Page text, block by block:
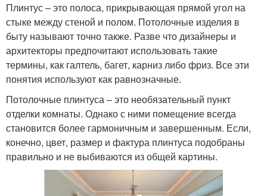
Плинтус – это полоса, прикрывающая прямой угол на
стыке между стеной и полом. Потолочные изделия в
быту называют точно также. Разве что дизайнеры и
архитекторы предпочитают использовать такие
термины, как галтель, багет, карниз либо фриз. Все эти
понятия используют как равнозначные.
Потолочные плинтуса – это необязательный пункт
отделки комнаты. Однако с ними помещение всегда
становится более гармоничным и завершенным. Если,
конечно, цвет, размер и фактура плинтуса подобраны
правильно и не выбиваются из общей картины.